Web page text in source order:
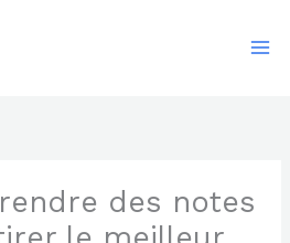
des notes